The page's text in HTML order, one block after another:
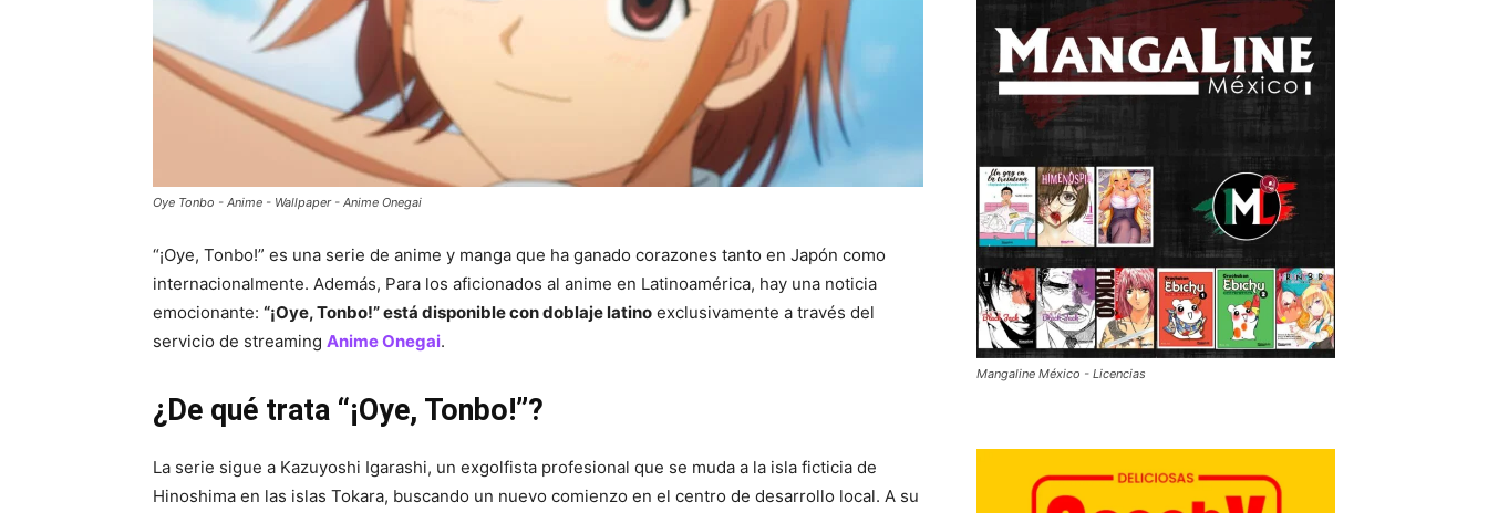
Oye Tonbo - Anime - Wallpaper - Anime Onegai
“¡Oye, Tonbo!” es una serie de anime y manga que ha ganado corazones tanto en Japón como
internacionalmente. Además, Para los aficionados al anime en Latinoamérica, hay una noticia
emocionante: “¡Oye, Tonbo!” está disponible con doblaje latino exclusivamente a través del
servicio de streaming Anime Onegai.
¿De qué trata “¡Oye, Tonbo!”?
La serie sigue a Kazuyoshi Igarashi, un exgolfista profesional que se muda a la isla ficticia de
Hinoshima en las islas Tokara, buscando un nuevo comienzo en el centro de desarrollo local. A su
Mangaline México - Licencias